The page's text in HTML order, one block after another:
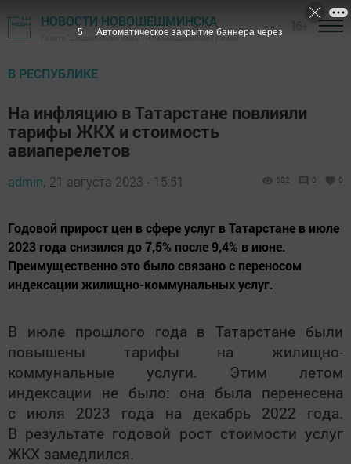
НОВОСТИ НОВОШЕШМИНСКА
Газета "Шешминская новь" - Новошешминский район
В РЕСПУБЛИКЕ
На инфляцию в Татарстане повлияли
тарифы ЖКХ и стоимость
авиаперелетов
admin, 21 августа 2023 - 15:51 502 0 0
Годовой прирост цен в сфере услуг в Татарстане в июле
2023 года снизился до 7,5% после 9,4% в июне.
Преимущественно это было связано с переносом
индексации жилищно-коммунальных услуг.
В июле прошлого года в Татарстане были
повышены тарифы на жилищно-
коммунальные услуги. Этим летом
индексации не было: она была перенесена
с июля 2023 года на декабрь 2022 года.
В результате годовой рост стоимости услуг
ЖКХ замедлился.
4 Автоматическое закрытие баннера через